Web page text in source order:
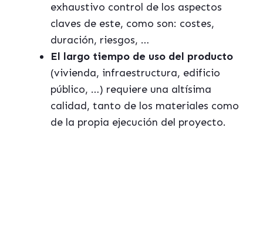
exhaustivo control de los aspectos
claves de este, como son: costes,
duración, riesgos, …
El largo tiempo de uso del producto
(vivienda, infraestructura, edificio
público, …) requiere una altísima
calidad, tanto de los materiales como
de la propia ejecución del proyecto.